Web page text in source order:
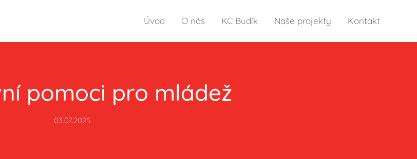
Úvod O nás KC Budík Naše projekty Kontakt
pomoci pro mládež
03.07.2025